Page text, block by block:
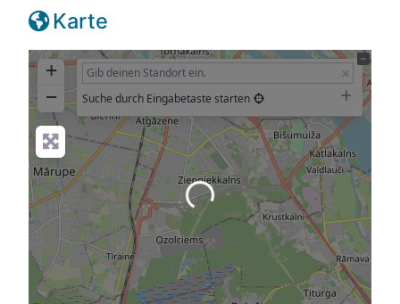
Karte
+
−
Suche durch Eingabetaste starten
Wird geladen …